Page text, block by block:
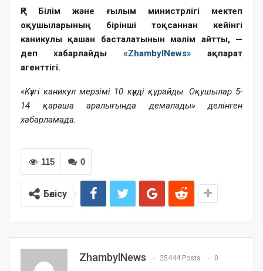
ҚР Білім және ғылым министрлігі мектеп
оқушыларының бірінші тоқсаннан кейінгі
каникулы қашан басталатынын мәлім айтты, —
деп хабарлайды «ZhambylNews» ақпарат
агенттігі.
«Күзгі каникул мерзімі 10 күнді құрайды. Оқушылар 5-
14 қараша аралығында демалады» делінген
хабарламада.
0
115
Бөлісу
ZhambylNews 25444 Posts 0